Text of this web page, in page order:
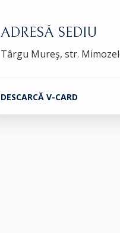
ADRESĂ SEDIU
Târgu Mureş, str.
DESCARCĂ V-CARD